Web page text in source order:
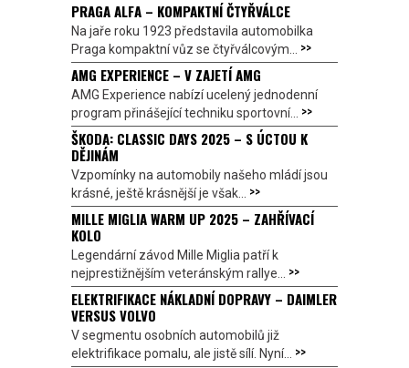
PRAGA ALFA – KOMPAKTNÍ ČTYŘVÁLCE
Na jaře roku 1923 představila automobilka
Praga kompaktní vůz se čtyřválcovým... >>
AMG EXPERIENCE – V ZAJETÍ AMG
AMG Experience nabízí ucelený jednodenní
program přinášející techniku sportovní... >>
ŠKODA: CLASSIC DAYS 2025 – S ÚCTOU K
DĚJINÁM
Vzpomínky na automobily našeho mládí jsou
krásné, ještě krásnější je však... >>
MILLE MIGLIA WARM UP 2025 – ZAHŘÍVACÍ
KOLO
Legendární závod Mille Miglia patří k
nejprestižnějším veteránským rallye... >>
ELEKTRIFIKACE NÁKLADNÍ DOPRAVY – DAIMLER
VERSUS VOLVO
V segmentu osobních automobilů již
elektrifikace pomalu, ale jistě sílí. Nyní... >>